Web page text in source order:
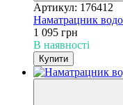
Артикул: 176412
Наматрацник
1 095 грн
В наявності
Купити